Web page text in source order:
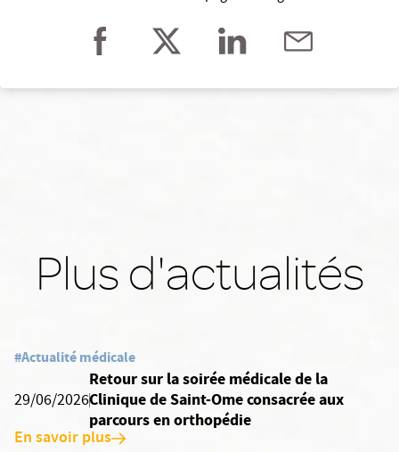
Plus d'actualités
#Actualité médicale
29/06/2026
Retour sur la soirée médicale de la
Clinique de Saint-Ome consacrée aux
parcours en orthopédie
En savoir plus